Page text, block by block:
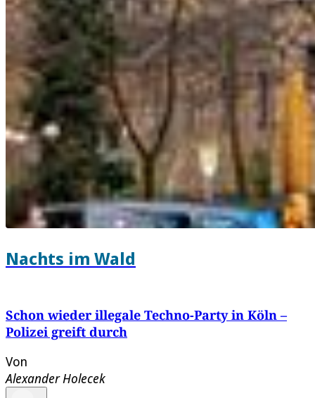
Nachts im Wald
Schon wieder illegale Techno-Party in Köln –
Polizei greift durch
Von
Alexander Holecek